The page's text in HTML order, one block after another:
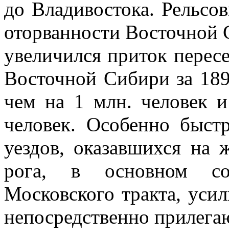
до Вла­дивостока.
оторванности Восточной
увеличился приток
Во­сточной Сибири за
чем на 1 млн. человек
человек. Особенно
уездов, оказав­шихся на
рога, в основном
Московского тракта,
непосредственно